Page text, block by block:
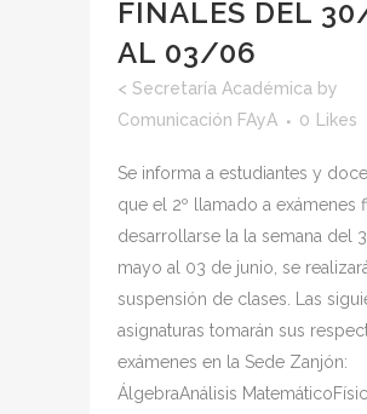
FINALES DEL
AL 03/06
< Secretaría Académica by
Comunicación FAyA
0 Likes
Se informa a estudiantes y
que el 2º llamado a exámenes
desarrollarse la la semana del
mayo al 03 de junio, se
suspensión de clases. Las
asignaturas tomarán sus
exámenes en la Sede Zanjón:
ÁlgebraAnálisis